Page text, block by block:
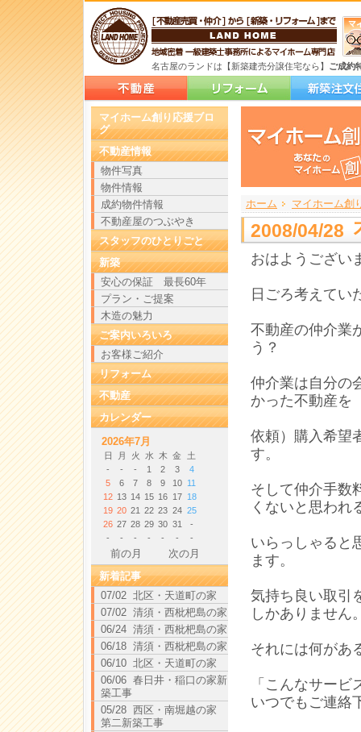
名古屋のランドは【新築建売分譲住宅なら】 ご成約
ホーム
> マイホーム創
>
>
2008/04/28
おはようござい
日ごろ考えてい
不動産の仲介業
う？
仲介業は自分の
かった不動産を
依頼）購入希望
す。
そして仲介手数
くないと思われ
いらっしゃると
ます。
気持ち良い取引
しかありません
それには何があ
「こんなサー
いつでもご連絡
マイホーム創り応援ブロ
グ
不動産情報
物件写真
物件情報
成約物件情報
不動産屋のつぶやき
スタッフのひとりごと
新築
安心の保証 最長60年
プラン・ご提案
木造の魅力
ご案内いろいろ
お客様ご紹介
リフォーム
不動産
カレンダー
2026年7月
日 月 火 水 木 金
土
-
- - 1 2 3
4
5
6 7 8 9 10
11
12 13 14 15 16 17
18
19 20 21 22 23 24 25
26 27 28 29 30 31
-
-
- - - - - -
前の月
次の月
新着記事
07/02 北区・天道町の家
07/02 清須・西枇杷島の家
06/24 清須・西枇杷島の家
06/18 清須・西枇杷島の家
06/10 北区・天道町の家
06/06 春日井・稲口の家新
築工事
05/28 西区・南堀越の家
第二新築工事